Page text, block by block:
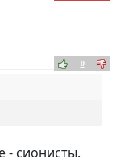
0
- сионисты.